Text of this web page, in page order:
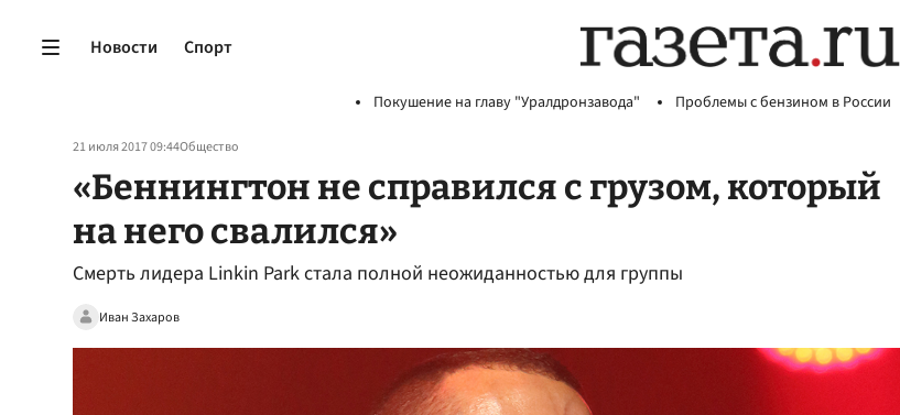
Новости Спорт
Покушение на главу "Уралдронзавода" Проблемы с бензином в России
21 июля 2017 09:44Общество
«Беннингтон не справился с грузом, который
на него свалился»
Смерть лидера Linkin Park стала полной неожиданностью для группы
Иван Захаров